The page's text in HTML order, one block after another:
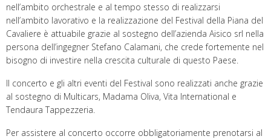
nell’ambito orchestrale e al tempo stesso di realizzarsi
nell’ambito lavorativo e la realizzazione del Festival della Piana del
Cavaliere è attuabile grazie al sostegno dell’azienda Aisico srl nella
persona dell’ingegner Stefano Calamani, che crede fortemente nel
bisogno di investire nella crescita culturale di questo Paese.
Il concerto e gli altri eventi del Festival sono realizzati anche grazie
al sostegno di Multicars, Madama Oliva, Vita International e
Tendaura Tappezzeria.
Per assistere al concerto occorre obbligatoriamente prenotarsi al